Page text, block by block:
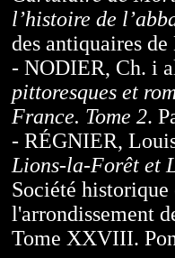
l’histoire de
des antiquaires
- NODIER, Ch. i
pittoresques et
France. Tome 2.
- RÉGNIER,
Lions-la-Forêt et
Société
l'arrondissement
Tome XXVIII.